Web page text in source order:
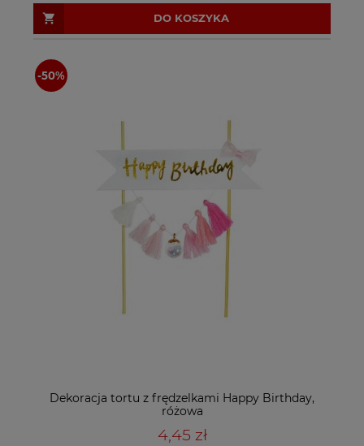
DO KOSZYKA
Dekoracja tortu z frędzelkami Happy Birthday,
różowa
4,45 zł